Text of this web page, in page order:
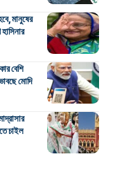
মানুষের
বেশি
মোদি
চাইল